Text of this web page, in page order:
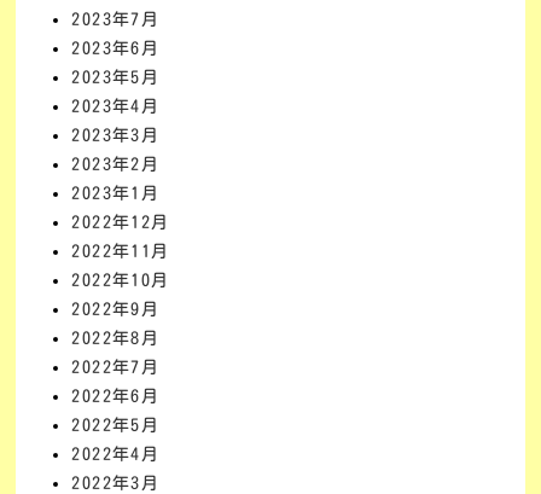
2023年7月
2023年6月
2023年5月
2023年4月
2023年3月
2023年2月
2023年1月
2022年12月
2022年11月
2022年10月
2022年9月
2022年8月
2022年7月
2022年6月
2022年5月
2022年4月
2022年3月